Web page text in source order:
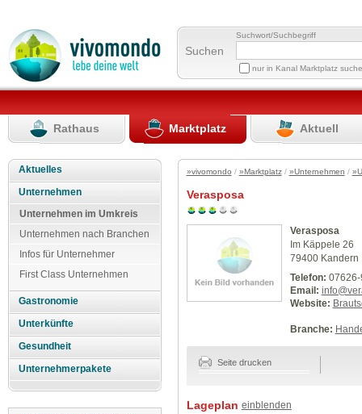
Suchen
Suchwort/Suchbegriff
nur in Kanal Marktplatz
Rathaus Marktplatz Aktuell
Aktuelles
Unternehmen
Unternehmen im Umkreis
Unternehmen nach Branchen
Infos für Unternehmer
First Class Unternehmen
Gastronomie
Unterkünfte
Gesundheit
Unternehmerpakete
»vivomondo / »Marktplatz/ »Unternehmen /
Verasposa
Verasposa
Im Käppele 26
79400 Kandern
Telefon:
Email:
Website:
Branche:
Seite drucken
Lageplan einblenden